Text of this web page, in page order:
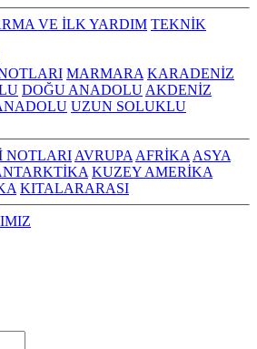
VE İLK YARDIM TEKNİK
MARMARA KARADENİZ
DOĞU ANADOLU AKDENİZ
UZUN SOLUKLU
NOTLARI AVRUPA AFRİKA ASYA
KUZEY AMERİKA
KITALARARASI